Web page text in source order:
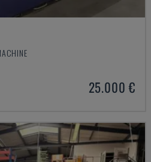
25.000 €